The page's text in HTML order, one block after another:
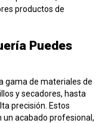
productos de
Puedes
gama de materiales de
y secadores, hasta
precisión. Estos
un acabado profesional,